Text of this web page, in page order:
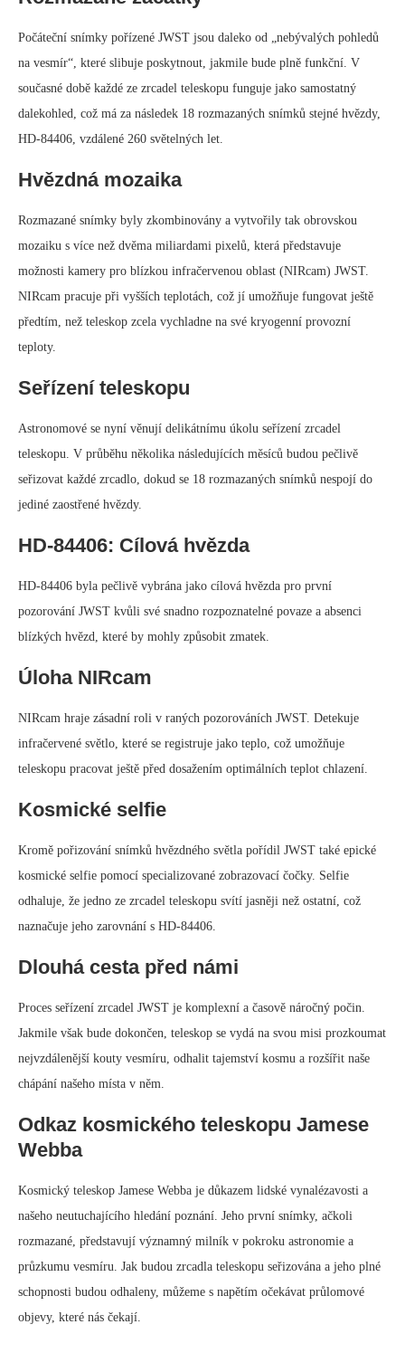
Počáteční snímky pořízené JWST jsou daleko od „nebývalých pohledů
na vesmír“, které slibuje poskytnout, jakmile bude plně funkční. V
současné době každé ze zrcadel teleskopu funguje jako samostatný
dalekohled, což má za následek 18 rozmazaných snímků stejné hvězdy,
HD-84406, vzdálené 260 světelných let.
Hvězdná mozaika
Rozmazané snímky byly zkombinovány a vytvořily tak obrovskou
mozaiku s více než dvěma miliardami pixelů, která představuje
možnosti kamery pro blízkou infračervenou oblast (NIRcam) JWST.
NIRcam pracuje při vyšších teplotách, což jí umožňuje fungovat ještě
předtím, než teleskop zcela vychladne na své kryogenní provozní
teploty.
Seřízení teleskopu
Astronomové se nyní věnují delikátnímu úkolu seřízení zrcadel
teleskopu. V průběhu několika následujících měsíců budou pečlivě
seřizovat každé zrcadlo, dokud se 18 rozmazaných snímků nespojí do
jediné zaostřené hvězdy.
HD-84406: Cílová hvězda
HD-84406 byla pečlivě vybrána jako cílová hvězda pro první
pozorování JWST kvůli své snadno rozpoznatelné povaze a absenci
blízkých hvězd, které by mohly způsobit zmatek.
Úloha NIRcam
NIRcam hraje zásadní roli v raných pozorováních JWST. Detekuje
infračervené světlo, které se registruje jako teplo, což umožňuje
teleskopu pracovat ještě před dosažením optimálních teplot chlazení.
Kosmické selfie
Kromě pořizování snímků hvězdného světla pořídil JWST také epické
kosmické selfie pomocí specializované zobrazovací čočky. Selfie
odhaluje, že jedno ze zrcadel teleskopu svítí jasněji než ostatní, což
naznačuje jeho zarovnání s HD-84406.
Dlouhá cesta před námi
Proces seřízení zrcadel JWST je komplexní a časově náročný počin.
Jakmile však bude dokončen, teleskop se vydá na svou misi prozkoumat
nejvzdálenější kouty vesmíru, odhalit tajemství kosmu a rozšířit naše
chápání našeho místa v něm.
Odkaz kosmického teleskopu Jamese
Webba
Kosmický teleskop Jamese Webba je důkazem lidské vynalézavosti a
našeho neutuchajícího hledání poznání. Jeho první snímky, ačkoli
rozmazané, představují významný milník v pokroku astronomie a
průzkumu vesmíru. Jak budou zrcadla teleskopu seřizována a jeho plné
schopnosti budou odhaleny, můžeme s napětím očekávat průlomové
objevy, které nás čekají.